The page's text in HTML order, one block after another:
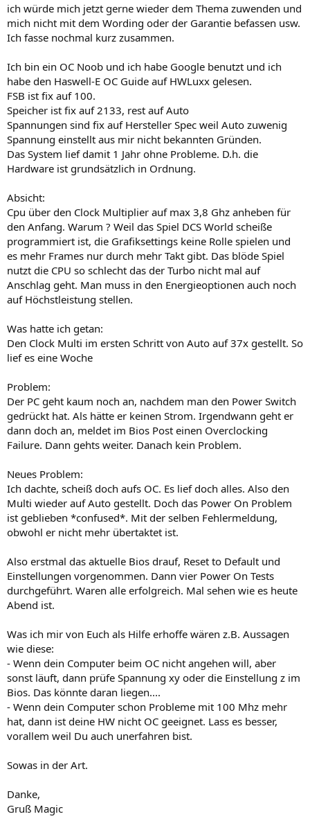
ich würde mich jetzt gerne wieder dem Thema zuwenden und
mich nicht mit dem Wording oder der Garantie befassen usw.
Ich fasse nochmal kurz zusammen.
Ich bin ein OC Noob und ich habe Google benutzt und ich
habe den Haswell-E OC Guide auf HWLuxx gelesen.
FSB ist fix auf 100.
Speicher ist fix auf 2133, rest auf Auto
Spannungen sind fix auf Hersteller Spec weil Auto zuwenig
Spannung einstellt aus mir nicht bekannten Gründen.
Das System lief damit 1 Jahr ohne Probleme. D.h. die
Hardware ist grundsätzlich in Ordnung.
Absicht:
Cpu über den Clock Multiplier auf max 3,8 Ghz anheben für
den Anfang. Warum ? Weil das Spiel DCS World scheiße
programmiert ist, die Grafiksettings keine Rolle spielen und
es mehr Frames nur durch mehr Takt gibt. Das blöde Spiel
nutzt die CPU so schlecht das der Turbo nicht mal auf
Anschlag geht. Man muss in den Energieoptionen auch noch
auf Höchstleistung stellen.
Was hatte ich getan:
Den Clock Multi im ersten Schritt von Auto auf 37x gestellt. So
lief es eine Woche
Problem:
Der PC geht kaum noch an, nachdem man den Power Switch
gedrückt hat. Als hätte er keinen Strom. Irgendwann geht er
dann doch an, meldet im Bios Post einen Overclocking
Failure. Dann gehts weiter. Danach kein Problem.
Neues Problem:
Ich dachte, scheiß doch aufs OC. Es lief doch alles. Also den
Multi wieder auf Auto gestellt. Doch das Power On Problem
ist geblieben *confused*. Mit der selben Fehlermeldung,
obwohl er nicht mehr übertaktet ist.
Also erstmal das aktuelle Bios drauf, Reset to Default und
Einstellungen vorgenommen. Dann vier Power On Tests
durchgeführt. Waren alle erfolgreich. Mal sehen wie es heute
Abend ist.
Was ich mir von Euch als Hilfe erhoffe wären z.B. Aussagen
wie diese:
- Wenn dein Computer beim OC nicht angehen will, aber
sonst läuft, dann prüfe Spannung xy oder die Einstellung z im
Bios. Das könnte daran liegen....
- Wenn dein Computer schon Probleme mit 100 Mhz mehr
hat, dann ist deine HW nicht OC geeignet. Lass es besser,
vorallem weil Du auch unerfahren bist.
Sowas in der Art.
Danke,
Gruß Magic